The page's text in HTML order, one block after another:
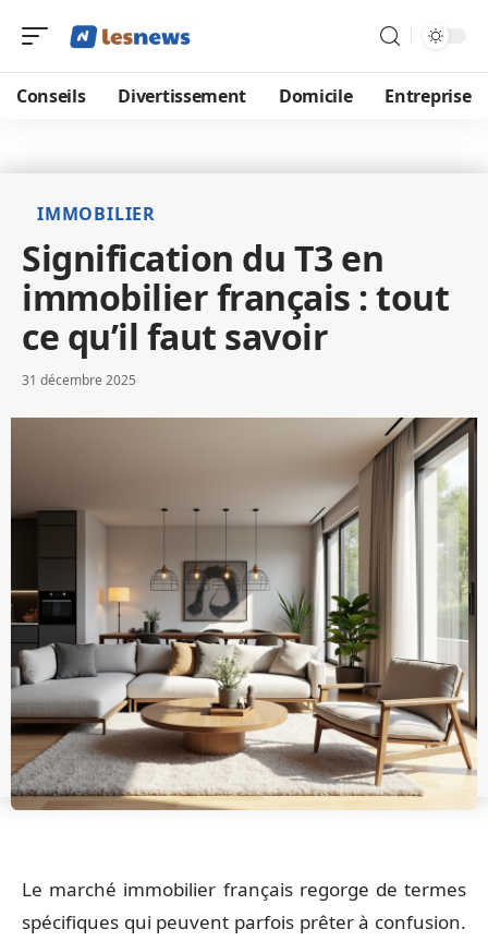
Conseils Divertissement Domicile Entreprise
IMMOBILIER
Signification du T3 en
immobilier français : tout
ce qu’il faut savoir
31 décembre 2025
Le marché immobilier français regorge de termes
spécifiques qui peuvent parfois prêter à confusion.